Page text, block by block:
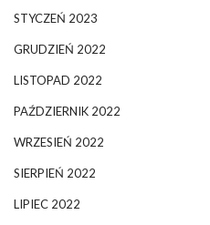
STYCZEŃ 2023
GRUDZIEŃ 2022
LISTOPAD 2022
PAŹDZIERNIK 2022
WRZESIEŃ 2022
SIERPIEŃ 2022
LIPIEC 2022